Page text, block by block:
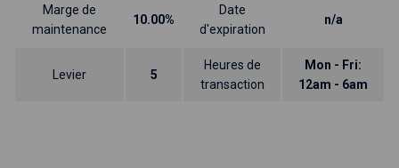
Marge de
maintenance
10.00%
Date
d'expiration
n/a
Levier 5
Heures de
transaction
Mon - Fri:
12am - 6am